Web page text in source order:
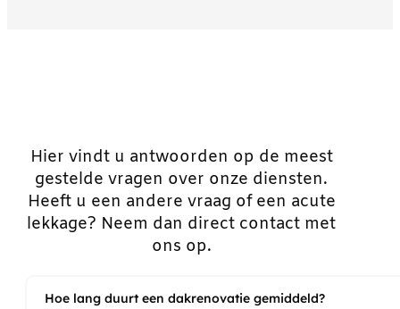
Hier vindt u antwoorden op de meest
gestelde vragen over onze diensten.
Heeft u een andere vraag of een acute
lekkage? Neem dan direct contact met
ons op.
Hoe lang duurt een dakrenovatie gemiddeld?